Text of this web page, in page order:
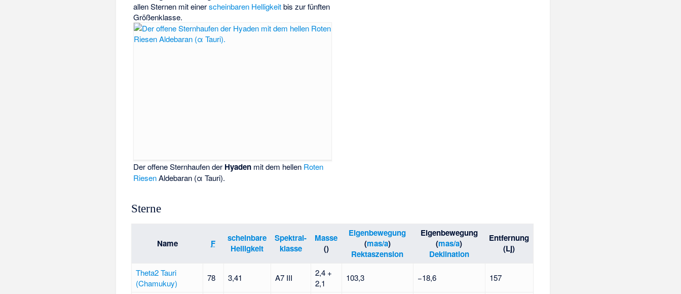
allen Sternen mit einerscheinbaren Helligkeitbis zur fünften
Größenklasse.
Der offene Sternhaufen der Hyaden mit dem hellen Roten
RiesenAldebaran (α Tauri).
Sterne
Name F
scheinbare
Helligkeit
Spektral-
klasse
Masse
()
Eigenbewegung
(mas/a)
Rektaszension
Eigenbewegung
(mas/a)
Deklination
Entfernung
(Lj)
Theta2 Tauri
(Chamukuy)
78 3,41 A7 III
2,4 +
2,1
103,3 −18,6 157